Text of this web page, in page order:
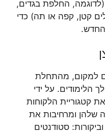
(לדוגמה, החלפת בגדים,
קטן, קפה או תה) כדי
החדש.
למקום, מהתחלת
הלימודים. על ידי
קטגוריית הלקוחות
שלהן ומרחיבות את
סטודנטים